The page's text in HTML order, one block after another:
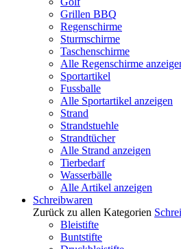
Grillen BBQ
Regenschirme
Sturmschirme
Taschenschirme
Alle Regenschirme
Sportartikel
Fussballe
Alle Sportartikel anzeigen
Strand
Strandstuehle
Strandtücher
Alle Strand anzeigen
Tierbedarf
Wasserbälle
Alle Artikel anzeigen
Schreibwaren
Zurück zu allen Kategorien
Bleistifte
Buntstifte